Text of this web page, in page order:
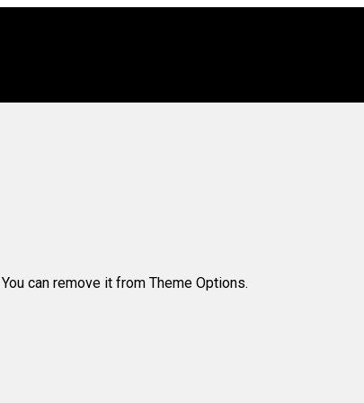
can remove it from Theme Options.